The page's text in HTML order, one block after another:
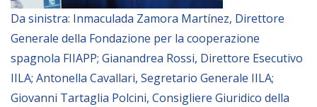
Da sinistra: Inmaculada Zamora Martínez, Direttore
Generale della Fondazione per la cooperazione
spagnola FIIAPP; Gianandrea Rossi, Direttore Esecutivo
IILA; Antonella Cavallari, Segretario Generale IILA;
Giovanni Tartaglia Polcini, Consigliere Giuridico della